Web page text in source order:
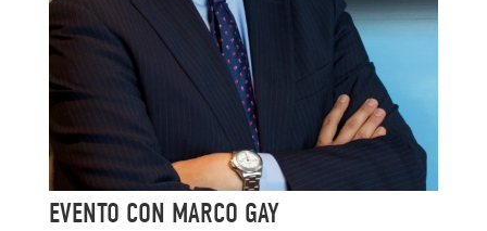
EVENTO CON MARCO GAY